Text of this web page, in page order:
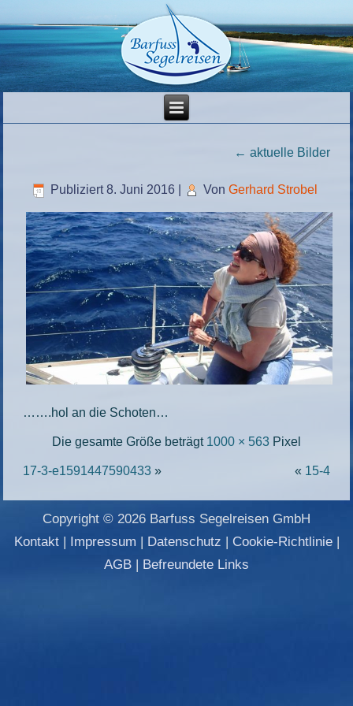
← aktuelle Bilder
Publiziert 8. Juni 2016 Von Gerhard Strobel
…….hol an die Schoten…
Die gesamte Größe beträgt 1000 × 563 Pixel
17-3-e1591447590433 » « 15-4
Copyright © 2026 Barfuss Segelreisen GmbH
Kontakt| Impressum | Datenschutz | Cookie-Richtlinie|
AGB | Befreundete Links